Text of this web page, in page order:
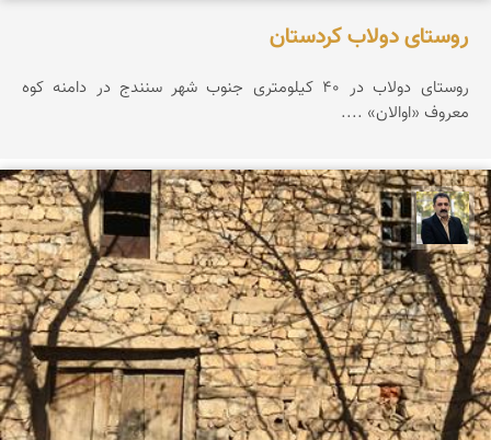
روستای دولاب کردستان
روستای دولاب در 40 کیلومتری جنوب شهر سنندج در دامنه کوه
معروف «اوالان» ....
عدنان مرادی